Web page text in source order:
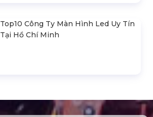
Top10 Công Ty Màn Hình Led Uy Tín
Tại Hồ Chí Minh